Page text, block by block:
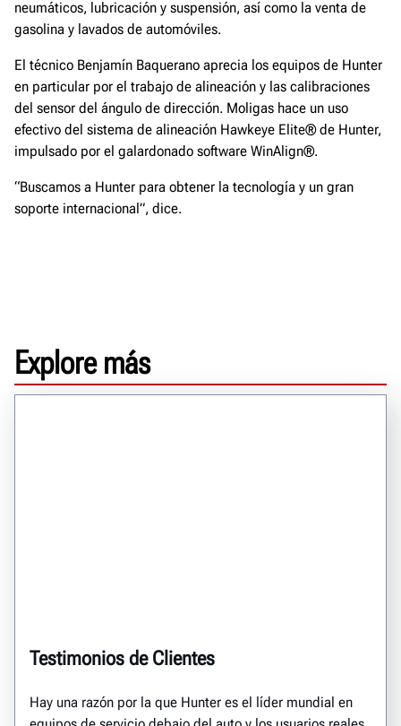
neumáticos, lubricación y suspensión, así como la venta de
gasolina y lavados de automóviles.
El técnico Benjamín Baquerano aprecia los equipos de Hunter
en particular por el trabajo de alineación y las calibraciones
del sensor del ángulo de dirección. Moligas hace un uso
efectivo del sistema de alineación Hawkeye Elite® de Hunter,
impulsado por el galardonado software WinAlign®.
“Buscamos a Hunter para obtener la tecnología y un gran
soporte internacional”, dice.
Explore más
Testimonios de Clientes
Hay una razón por la que Hunter es el líder mundial en